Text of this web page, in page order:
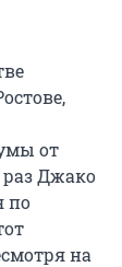
от
раз Джако
по
на